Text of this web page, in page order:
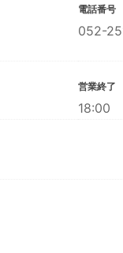
電話番号
052-
営業終了
18:00